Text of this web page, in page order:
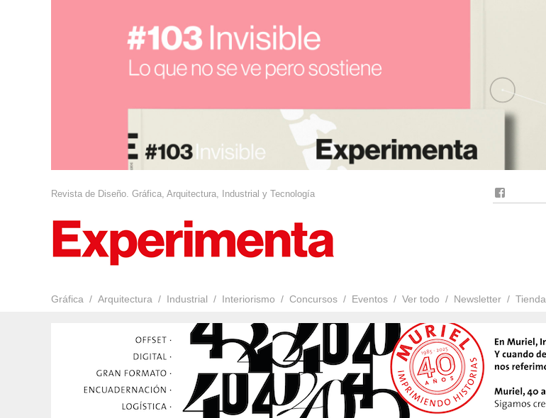
Revista de Diseño. Gráfica, Arquitectura, Industrial y Tecnología
Gráfica Arquitectura Industrial Interiorismo Concursos Eventos Ver todo Newsletter Tienda